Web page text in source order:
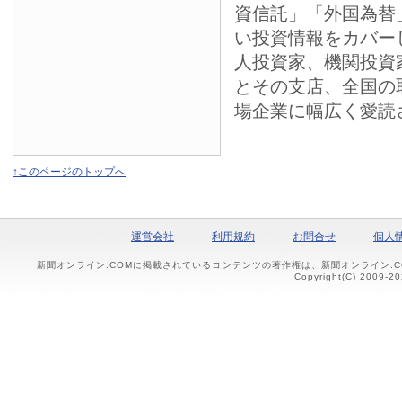
資信託」「外国為
い投資情報をカバ
人投資家、機関投
とその支店、全国
場企業に幅広く愛読
↑このページのトップへ
運営会社 利用規約 お問合せ 個人
新聞オンライン.COMに掲載されているコンテンツの著作権は、新聞オンライン
Copyright(C) 2009-